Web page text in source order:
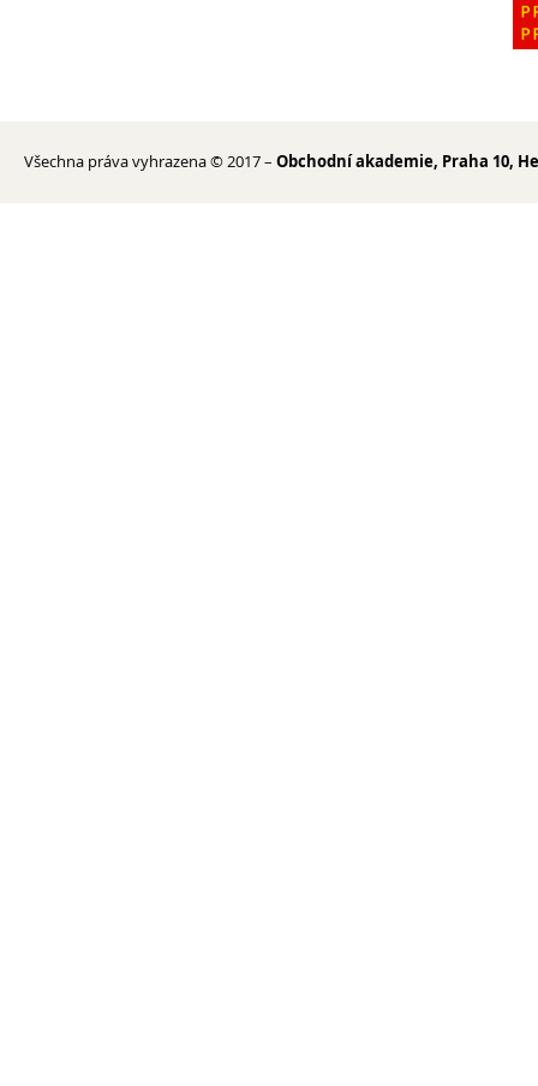
Všechna práva vyhrazena © 2017 – Obchodní akademie, Praha 10,